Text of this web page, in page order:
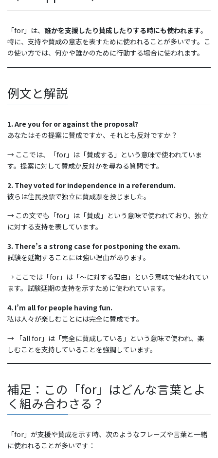
「for」は、 誰かを支援したり賛成したりする時にも使われます。
特に、支持や賛成の意志を表すために使われることが多いです。こ
の使い方では、何かや誰かのために行動する場合に使われます。
例文と解説
1. Are you for or against the proposal?
あなたはその提案に賛成ですか、それとも反対ですか？
→ ここでは、「for」は「賛成する」という意味で使われていま
す。提案に対して賛成か反対かを尋ねる質問です。
2. They voted for independence in a referendum.
彼らは住民投票で独立に賛成票を投じました。
→ この文でも「for」は「賛成」という意味で使われており、独立
に対する支持を表しています。
3. There’s a strong case for postponing the exam.
試験を延期することには強い理由があります。
→ ここでは「for」は「〜に対する理由」という意味で使われてい
ます。試験延期の支持を示すために使われています。
4. I’m all for people having fun.
私は人々が楽しむことには完全に賛成です。
→ 「all for」は「完全に賛成している」という意味で使われ、楽
しむことを支持していることを強調しています。
補足：この「for」はどんな言葉とよ
く組み合わさる？
「for」が支援や賛成を示す時、次のようなフレーズや言葉と一緒
に使われることが多いです：